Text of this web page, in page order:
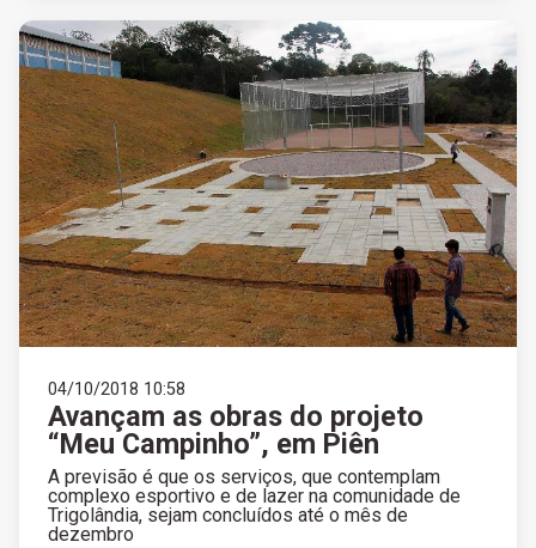
04/10/2018 10:58
Avançam as obras do projeto
“Meu Campinho”, em Piên
A previsão é que os serviços, que contemplam
complexo esportivo e de lazer na comunidade de
Trigolândia, sejam concluídos até o mês de
dezembro